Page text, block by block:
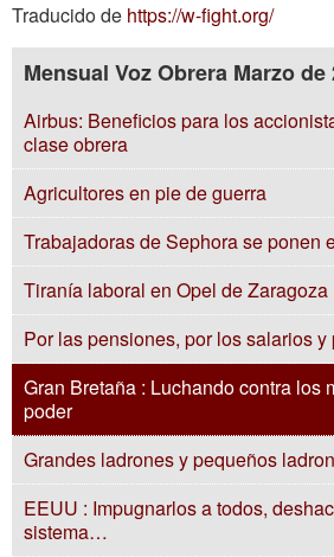
Traducido de https://w-fight.org/
Mensual Voz Obrera Marzo de
Airbus: Beneficios para los
clase obrera
Agricultores en pie de guerra
Trabajadoras de Sephora se ponen
Tiranía laboral en Opel de Zaragoza
Por las pensiones, por los salarios y
Gran Bretaña : Luchando contra los
poder
Grandes ladrones y pequeños
EEUU : Impugnarlos a todos,
sistema…